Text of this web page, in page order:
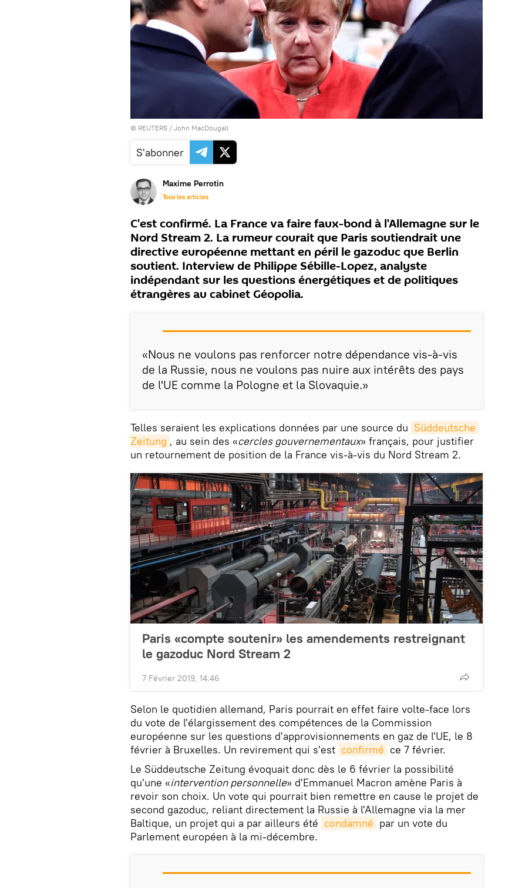
© REUTERS / John MacDougall
S'abonner
Maxime Perrotin
Tous les articles
C'est confirmé. La France va faire faux-bond à l'Allemagne sur le
Nord Stream 2. La rumeur courait que Paris soutiendrait une
directive européenne mettant en péril le gazoduc que Berlin
soutient. Interview de Philippe Sébille-Lopez, analyste
indépendant sur les questions énergétiques et de politiques
étrangères au cabinet Géopolia.
«Nous ne voulons pas renforcer notre dépendance vis-à-vis
de la Russie, nous ne voulons pas nuire aux intérêts des pays
de l'UE comme la Pologne et la Slovaquie.»
Telles seraient les explications données par une source du Süddeutsche
Zeitung , au sein des «cercles gouvernementaux» français, pour justifier
un retournement de position de la France vis-à-vis du Nord Stream 2.
Paris «compte soutenir» les amendements restreignant
le gazoduc Nord Stream 2
7 Février 2019, 14:46
Selon le quotidien allemand, Paris pourrait en effet faire volte-face lors
du vote de l'élargissement des compétences de la Commission
européenne sur les questions d'approvisionnements en gaz de l'UE, le 8
février à Bruxelles. Un revirement qui s'est confirmé ce 7 février.
Le Süddeutsche Zeitung évoquait donc dès le 6 février la possibilité
qu'une «intervention personnelle» d'Emmanuel Macron amène Paris à
revoir son choix. Un vote qui pourrait bien remettre en cause le projet de
second gazoduc, reliant directement la Russie à l'Allemagne via la mer
Baltique, un projet qui a par ailleurs été condamné par un vote du
Parlement européen à la mi-décembre.